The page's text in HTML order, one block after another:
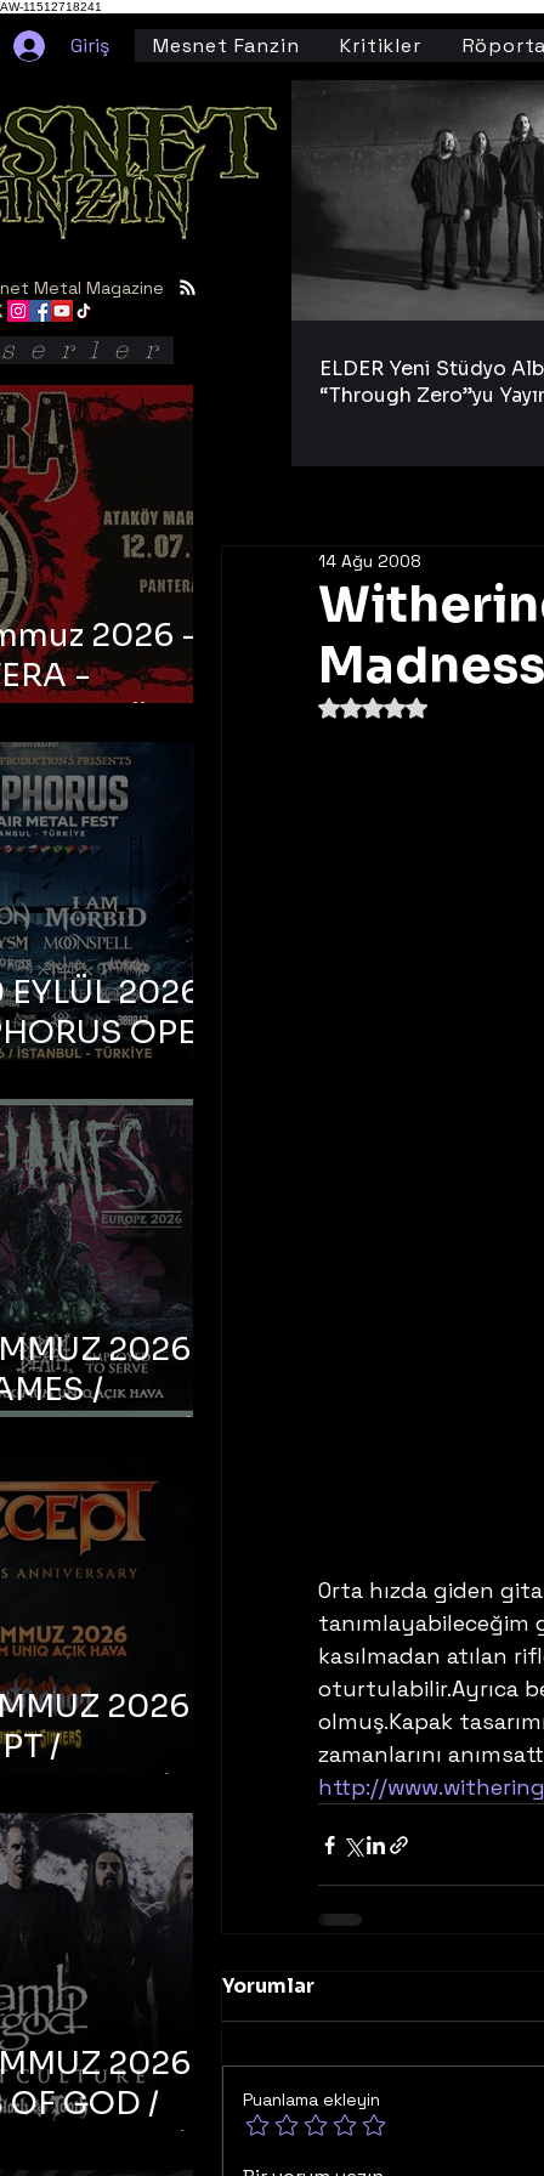
AW-11512718241
Giriş Mesnet Fanzin Kritikler
14 Ağu 2008
5 üzerinden NaN yıldız
Orta hızda giden
tanımlayabileceğim
kasılmadan atılan
oturtulabilir.Ayrıca
olmuş.Kapak
zamanlarını
http://
Yorumlar
Puanlama ekleyin
Metal Magazine
ELDER Yeni Stüdyo
“Through Zero”yu
2026 -
-
Ataköy
Arena
2026 –
OPEN
FEST
2026 –
/
DEATH /
– İstanbul,
Uniq
2026 –
/
/
‘N’
– İstanbul,
Uniq
2026 –
OF GOD /
CULTURE /